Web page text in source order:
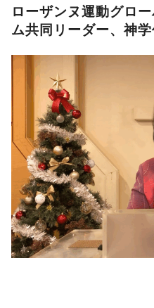
ローザンヌ運動グロ
ム共同リーダー、神